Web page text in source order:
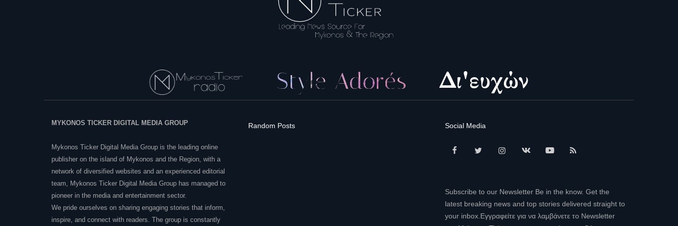
MYKONOS TICKER DIGITAL MEDIA GROUP
Mykonos Ticker Digital Media Group is the leading online
publisher on the island of Mykonos and the Region, with a
network of diversified websites and an experienced editorial
team, Mykonos Ticker Digital Media Group has managed to
pioneer in the media and entertainment sector.
We pride ourselves on sharing engaging stories that inform,
inspire, and connect with readers. The group is constantly
Random Posts Social Media
Subscribe to our Newsletter Be in the know. Get the
latest breaking news and top stories delivered straight to
your inbox.Εγγραφείτε για να λαμβάνετε το Newsletter